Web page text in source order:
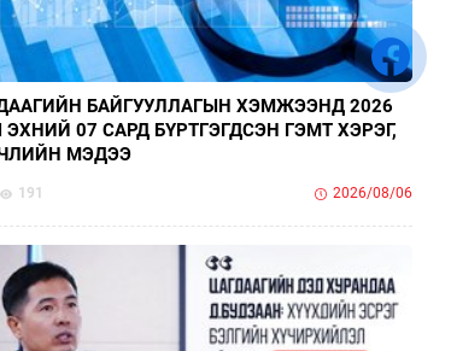
БАЙГУУЛЛАГЫН ХЭМЖЭЭНД 2026
07 САРД БҮРТГЭГДСЭН ГЭМТ ХЭРЭГ,
МЭДЭЭ
191 2026/08/06